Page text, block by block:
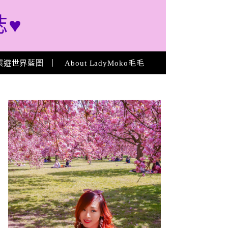
♥
遊世界藍圖 About LadyMoko毛毛
About